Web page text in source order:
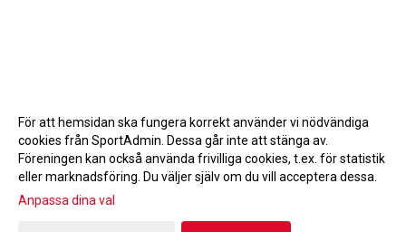
Gå till Webbversion
För att hemsidan ska fungera korrekt använder vi nödvändiga
cookies från SportAdmin. Dessa går inte att stänga av.
Föreningen kan också använda frivilliga cookies, t.ex. för statistik
eller marknadsföring. Du väljer själv om du vill acceptera dessa.
Anpassa dina val